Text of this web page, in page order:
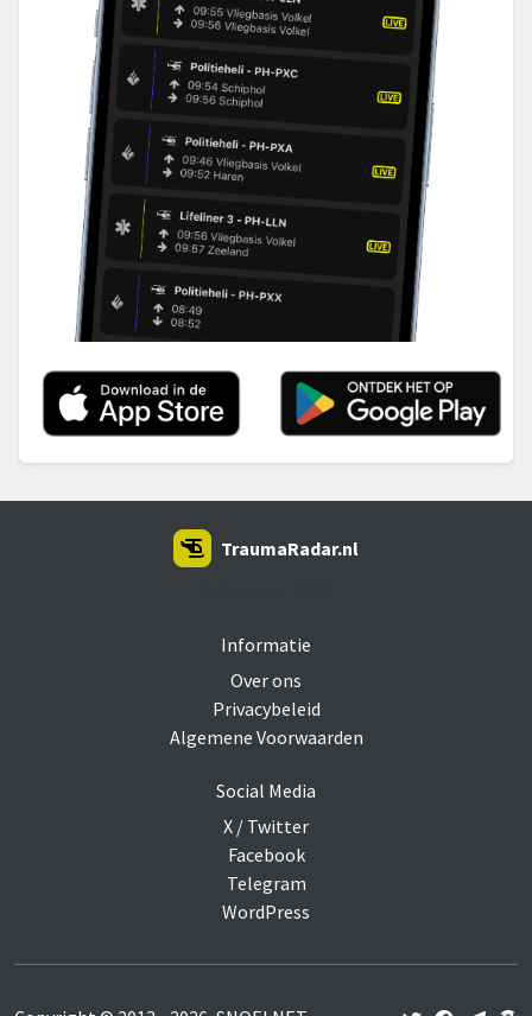
Informatie
Over ons
Privacybeleid
Algemene Voorwaarden
Social Media
X / Twitter
Facebook
Telegram
WordPress
TraumaRadar.nl